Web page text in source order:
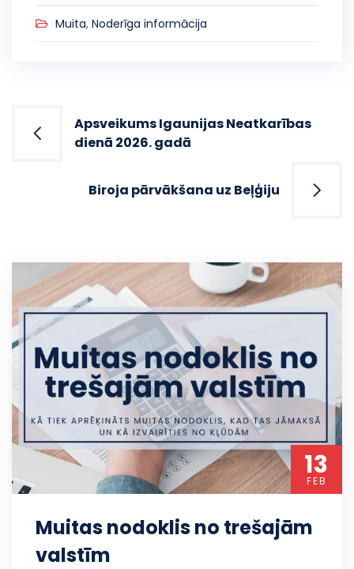
Muita, Noderīga informācija
navigation
Apsveikums Igaunijas Neatkarības
dienā 2026. gadā
Biroja pārvākšana uz Beļģiju
13
FEB
Muitas nodoklis no trešajām
valstīm